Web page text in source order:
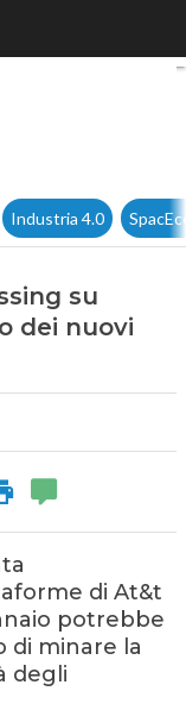
Airbus in
Industria 4.0
su
dei nuovi
di At&t
potrebbe
di minare la
degli